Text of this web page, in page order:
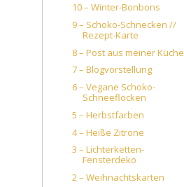
10 – Winter-Bonbons
9 – Schoko-Schnecken //
Rezept-Karte
8 – Post aus meiner Küche
7 – Blogvorstellung
6 – Vegane Schoko-
Schneeflocken
5 – Herbstfarben
4 – Heiße Zitrone
3 – Lichterketten-
Fensterdeko
2 – Weihnachtskarten